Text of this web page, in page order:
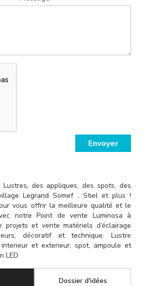
Envoyer
des appliques, des spots, des
Legrand Somef , Stiel et plus !
vous offrir la meilleure qualité et le
notre Point de vente Luminosa à
projets et vente matériels d’éclairage
décoratif et technique. Lustre
et exterieur, spot, ampoule et
LED
Dossier d'idées